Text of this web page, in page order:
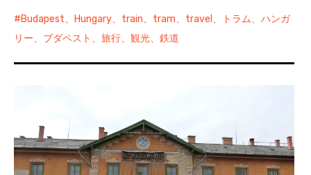
Budapest、Hungary、train、tram、travel、トラム、ハンガ
リー、ブダペスト、旅行、観光、鉄道